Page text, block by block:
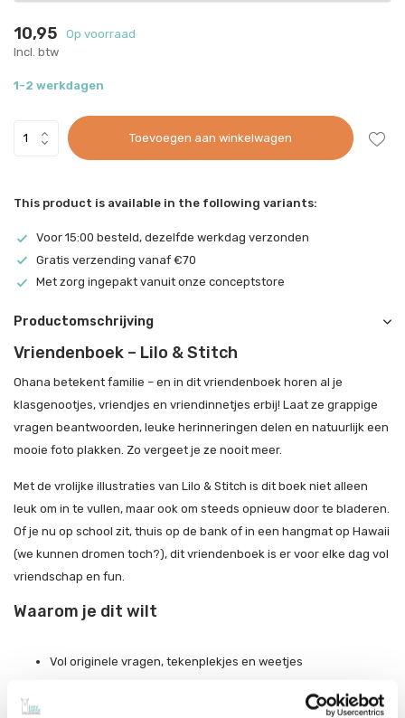
10,95
Op voorraad
Incl. btw
1-2 werkdagen
Toevoegen aan winkelwagen
This product is available in the following variants:
Voor 15:00 besteld, dezelfde werkdag verzonden
Gratis verzending vanaf €70
Met zorg ingepakt vanuit onze conceptstore
Productomschrijving
Vriendenboek – Lilo & Stitch
Ohana betekent familie – en in dit vriendenboek horen al je
klasgenootjes, vriendjes en vriendinnetjes erbij! Laat ze grappige
vragen beantwoorden, leuke herinneringen delen en natuurlijk een
mooie foto plakken. Zo vergeet je ze nooit meer.
Met de vrolijke illustraties van Lilo & Stitch is dit boek niet alleen
leuk om in te vullen, maar ook om steeds opnieuw door te bladeren.
Of je nu op school zit, thuis op de bank of in een hangmat op Hawaii
(we kunnen dromen toch?), dit vriendenboek is er voor elke dag vol
vriendschap en fun.
Waarom je dit wilt
Vol originele vragen, tekenplekjes en weetjes